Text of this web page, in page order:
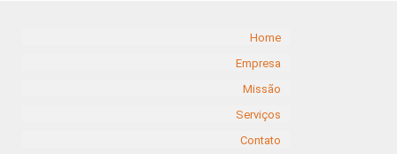
Home
Empresa
Missão
Serviços
Contato